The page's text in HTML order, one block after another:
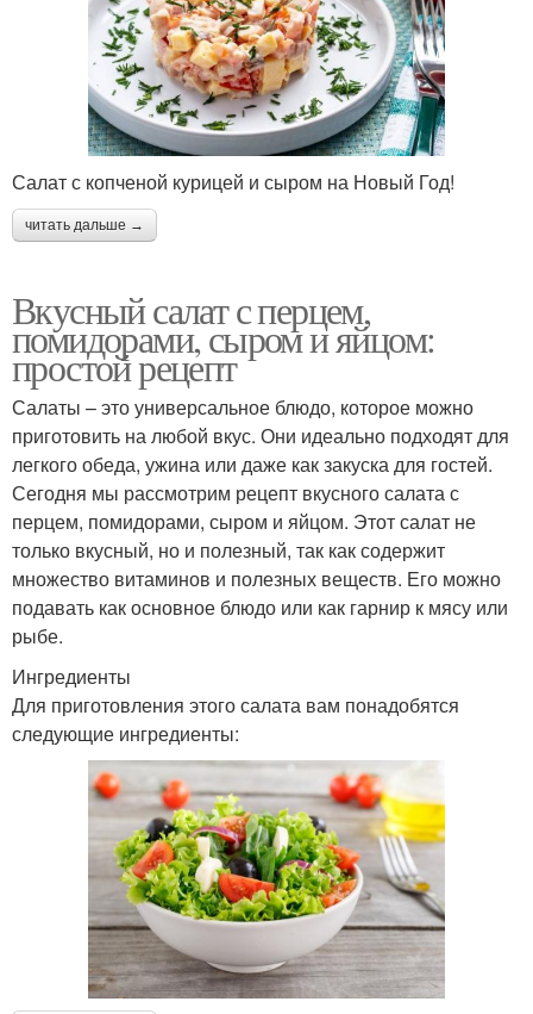
Салат с копченой курицей и сыром на Новый Год!
читать дальше →
Вкусный салат с перцем,
помидорами, сыром и яйцом:
простой рецепт
Салаты – это универсальное блюдо, которое можно
приготовить на любой вкус. Они идеально подходят для
легкого обеда, ужина или даже как закуска для гостей.
Сегодня мы рассмотрим рецепт вкусного салата с
перцем, помидорами, сыром и яйцом. Этот салат не
только вкусный, но и полезный, так как содержит
множество витаминов и полезных веществ. Его можно
подавать как основное блюдо или как гарнир к мясу или
рыбе.
Ингредиенты
Для приготовления этого салата вам понадобятся
следующие ингредиенты: